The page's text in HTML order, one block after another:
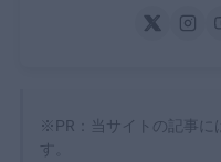
※PR：当サイトの記事に
す。